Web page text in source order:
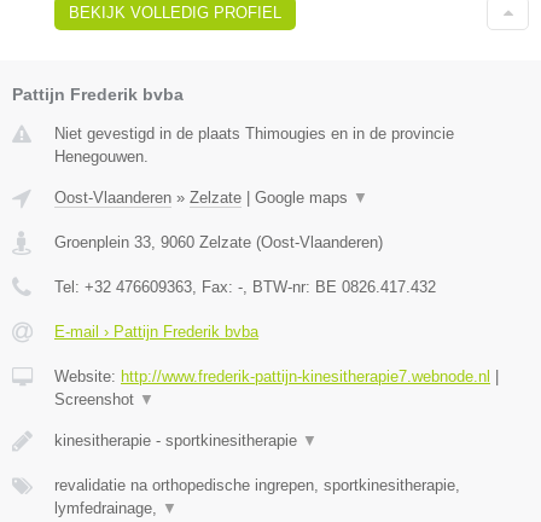
BEKIJK VOLLEDIG PROFIEL
Pattijn Frederik bvba
Niet gevestigd in de plaats Thimougies en in de provincie
Henegouwen.
Oost-Vlaanderen » Zelzate Google maps ▼
Groenplein 33, 9060 Zelzate (Oost-Vlaanderen)
Tel: +32 476609363, Fax: -, BTW-nr: BE 0826.417.432
E-mail › Pattijn Frederik bvba
Website: http://www.frederik-pattijn-kinesitherapie7.webnode.nl
Screenshot ▼
kinesitherapie - sportkinesitherapie ▼
revalidatie na orthopedische ingrepen, sportkinesitherapie,
lymfedrainage, ▼